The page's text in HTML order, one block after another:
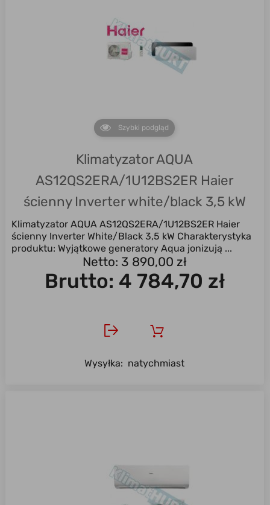
Szybki podgląd
Klimatyzator AQUA
AS12QS2ERA/1U12BS2ER Haier
ścienny Inverter white/black 3,5 kW
Klimatyzator AQUA AS12QS2ERA/1U12BS2ER Haier
ścienny Inverter White/Black 3,5 kW Charakterystyka
produktu: Wyjątkowe generatory Aqua jonizują ...
Netto: 3 890,00 zł
Brutto: 4 784,70 zł
Wysyłka: natychmiast